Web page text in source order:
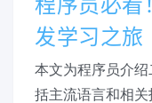
发学习之旅
本文为程序员介
括主流语言和相关